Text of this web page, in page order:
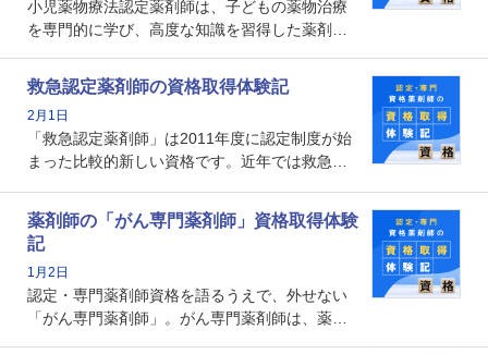
小児薬物療法認定薬剤師は、子どもの薬物治療
を専門的に学び、高度な知識を習得した薬剤師
や、特有の疾患、心理状況を理解し、専門性を
深めることで、子どもとその保護者に寄り添え
る存在です。今回はそんな小児薬物療法認定薬
剤師の取得体験記をご紹介します。
救急認定薬剤師の資格取得体験記
2月1日
「救急認定薬剤師」は2011年度に認定制度が始
まった比較的新しい資格です。近年では救急病
とから、救急認定薬剤師を目指す病院薬剤師も
増えているのではないでしょうか。今回はそん
な救急認定薬剤師の取得体験記をご紹介しま
す。
薬剤師の「がん専門薬剤師」資格取得体験
記
1月2日
認定・専門薬剤師資格を語るうえで、外せない
「がん専門薬剤師」。がん専門薬剤師は、薬剤